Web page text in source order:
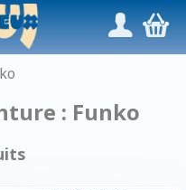
/,
: Funko